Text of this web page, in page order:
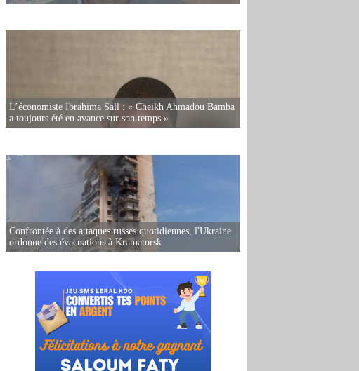
L’économiste Ibrahima Sall : « Cheikh Ahmadou Bamba
a toujours été en avance sur son temps »
Confrontée à des attaques russes quotidiennes, l'Ukraine
ordonne des évacuations à Kramatorsk